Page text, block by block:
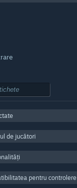
jucători
de jucători
pentru controlere